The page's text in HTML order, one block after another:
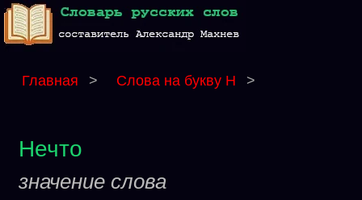
Главная > Слова на букву Н >
Нечто
значение слова